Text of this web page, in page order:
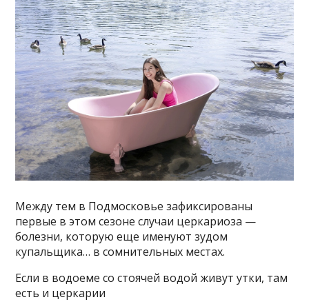
Между тем в Подмосковье зафиксированы
первые в этом сезоне случаи церкариоза —
болезни, которую еще именуют зудом
купальщика… в сомнительных местах.
Если в водоеме со стоячей водой живут утки, там
есть и церкарии